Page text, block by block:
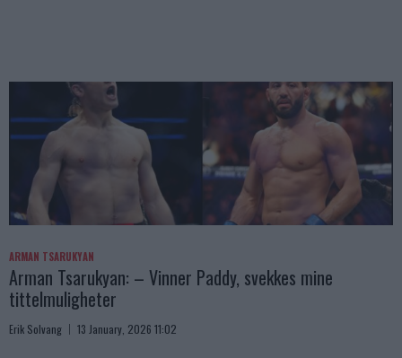
ARMAN TSARUKYAN
Arman Tsarukyan: – Vinner Paddy, svekkes mine
tittelmuligheter
Erik Solvang 13 January, 2026 11:02